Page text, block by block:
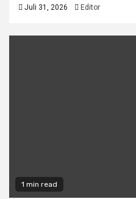
Juli 31, 2026 Editor
1 min read